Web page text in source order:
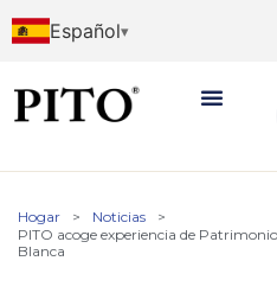
Español
Hogar > Noticias
>
PITO acoge experiencia de
Blanca